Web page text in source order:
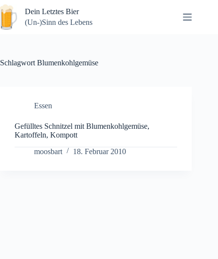
Zum
Inhalt
springen
Dein Letztes Bier
(Un-)Sinn des Lebens
Schlagwort Blumenkohlgemüse
Essen
Gefülltes Schnitzel mit Blumenkohlgemüse,
Kartoffeln, Kompott
moosbart
18. Februar 2010